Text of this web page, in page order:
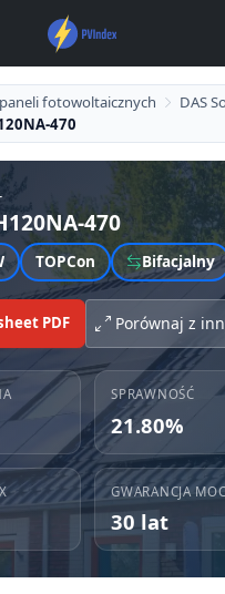
fotowoltaicznych
DAS
470
470
TOPCon Bifacjalny
PDF Porównaj z
SPRAWNOŚĆ
21.80%
GWARANCJA
30 lat